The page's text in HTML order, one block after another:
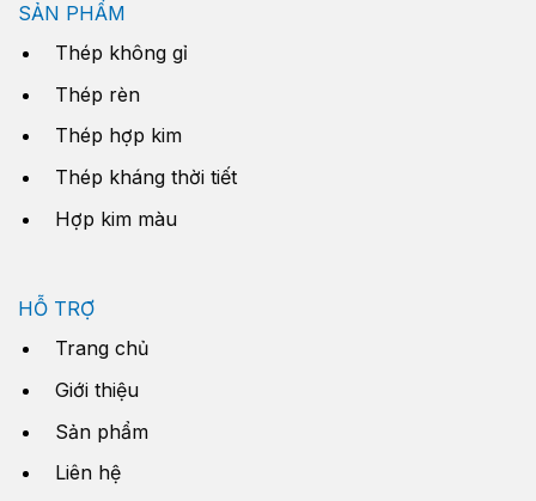
SẢN PHẨM
Thép không gỉ
Thép rèn
Thép hợp kim
Thép kháng thời tiết
Hợp kim màu
HỖ TRỢ
Trang chủ
Giới thiệu
Sản phẩm
Liên hệ